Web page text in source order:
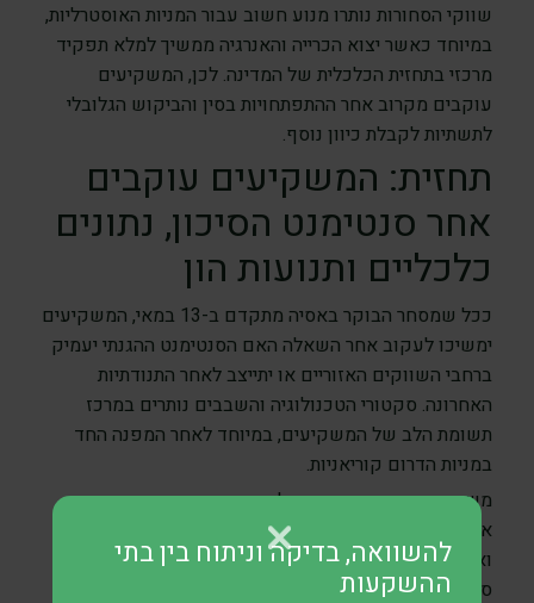
שווקי הסחורות נותרו מנוע חשוב עבור המניות האוסטרליות,
במיוחד כאשר יצוא הכרייה והאנרגיה ממשיך למלא תפקיד
מרכזי בתחזית הכלכלית של המדינה. לכן, המשקיעים
עוקבים מקרוב אחר ההתפתחויות בסין והביקוש הגלובלי
לתשתיות לקבלת כיוון נוסף.
תחזית: המשקיעים עוקבים
אחר סנטימנט הסיכון, נתונים
כלכליים ותנועות הון
ככל שמסחר הבוקר באסיה מתקדם ב-13 במאי, המשקיעים
ימשיכו לעקוב אחר השאלה האם הסנטימנט ההגנתי יעמיק
ברחבי השווקים האזוריים או יתייצב לאחר התנודתיות
האחרונה. סקטורי הטכנולוגיה והשבבים נותרים במרכז
תשומת הלב של המשקיעים, במיוחד לאחר המפנה החד
במניות הדרום קוריאניות.
משתתפי השוק צפויים גם לעקוב מקרוב אחר נתוני
אינפלציה קרובים, הערות מצד בנקים מרכזיים
ואינדיקטורים כלכליים מסין, יפן וארצות הברית לקבלת
סימנים ברורים יותר בנוגע לתנאי הצמיחה הגלובליים
להשוואה, בדיקה וניתוח בין בתי
ההשקעות